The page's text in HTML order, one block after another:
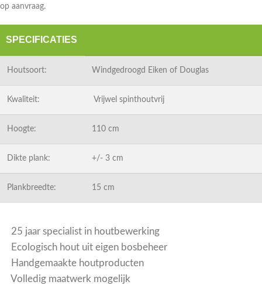
op aanvraag.
SPECIFICATIES
Houtsoort: Windgedroogd Eiken of Douglas
Kwaliteit: Vrijwel spinthoutvrij
Hoogte: 110 cm
Dikte plank: +/- 3 cm
Plankbreedte: 15 cm
25 jaar specialist in houtbewerking
Ecologisch hout uit eigen bosbeheer
Handgemaakte houtproducten
Volledig maatwerk mogelijk